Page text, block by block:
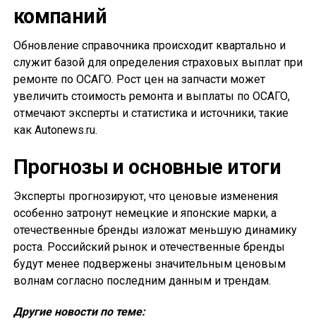
компаний
Обновление справочника происходит квартально и
служит базой для определения страховых выплат при
ремонте по ОСАГО. Рост цен на запчасти может
увеличить стоимость ремонта и выплаты по ОСАГО,
отмечают эксперты и статистика и источники, такие
как Autonews.ru.
Прогнозы и основные итоги
Эксперты прогнозируют, что ценовые изменения
особенно затронут немецкие и японские марки, а
отечественные бренды изложат меньшую динамику
роста. Российский рынок и отечественные бренды
будут менее подвержены значительным ценовым
волнам согласно последним данным и трендам.
Другие новости по теме: